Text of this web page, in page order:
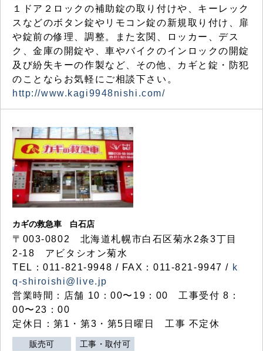
１ドア２ロックの補助錠の取り付けや、キーレック
スなどのボタン錠やリモコン錠の新規取り付け、扉
や錠前の修理、調整。また玄関、ロッカー、デス
ク、金庫の開錠や、車やバイクのインロックの開錠
及び紛失キーの作製など、その他、カギと錠・防犯
のことならお気軽にご相談下さい。
http://www.kagi9948nishi.com/
カギの救急車 白石店
〒003-0802 北海道札幌市白石区菊水2条3丁目
2-18 アビタシオン菊水
TEL：011-821-9948 / FAX：011-821-9947 / k
q-shiroishi@live.jp
営業時間：店舗 10：00〜19：00 工事受付 8：
00〜23：00
定休日：第1・第3・第5日曜日 工事 不定休
販売可 工事・取付可